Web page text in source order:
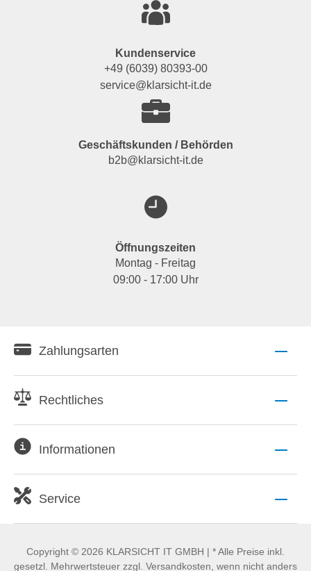
Kundenservice
+49 (6039) 80393-00
service@klarsicht-it.de
Geschäftskunden / Behörden
b2b@klarsicht-it.de
Öffnungszeiten
Montag - Freitag
09:00 - 17:00 Uhr
Zahlungsarten
Rechtliches
Informationen
Service
Copyright © 2026 KLARSICHT IT GMBH | * Alle Preise inkl.
gesetzl. Mehrwertsteuer zzgl. Versandkosten, wenn nicht anders